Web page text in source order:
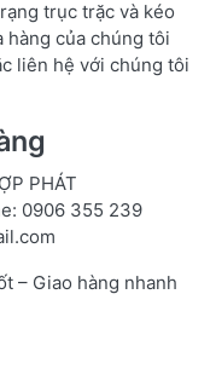
trục trặc và kéo
hàng của chúng tôi
liên hệ với chúng tôi
PHÁT
0906 355 239
– Giao hàng nhanh